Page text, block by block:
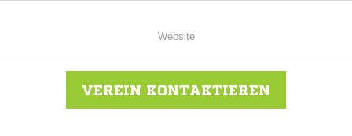
Website
VEREIN KONTAKTIEREN